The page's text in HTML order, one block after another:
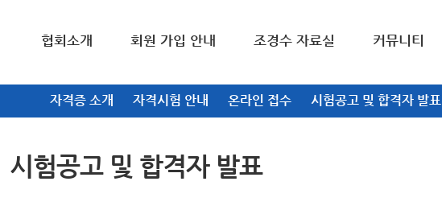
협회소개 회원 가입 안내 조경수 자료실 커뮤니티
자격증 소개 자격시험 안내 온라인 접수 시험공고 및 합격자 발표
시험공고 및 합격자 발표